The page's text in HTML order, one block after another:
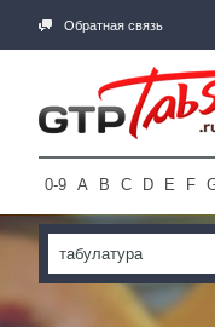
Обратная связь
0-9 A B C D E F
табулатура